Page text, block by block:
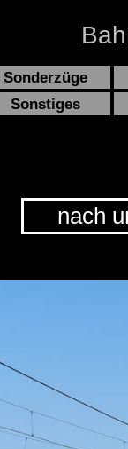
Sonderzüge
Sonstiges
nach